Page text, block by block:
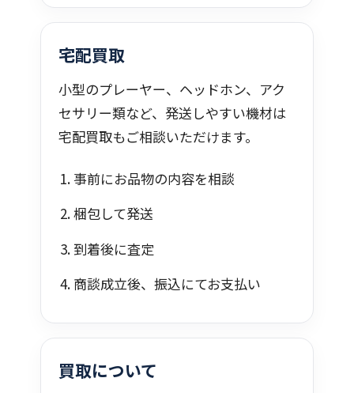
宅配買取
小型のプレーヤー、ヘッドホン、アク
セサリー類など、発送しやすい機材は
宅配買取もご相談いただけます。
事前にお品物の内容を相談
梱包して発送
到着後に査定
商談成立後、振込にてお支払い
買取について